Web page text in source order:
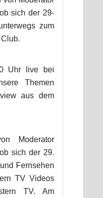
sich der 29-
zum
Uhr live bei
Themen
aus dem
Moderator
sich der 29.
Fernsehen
TV Videos
TV. Am